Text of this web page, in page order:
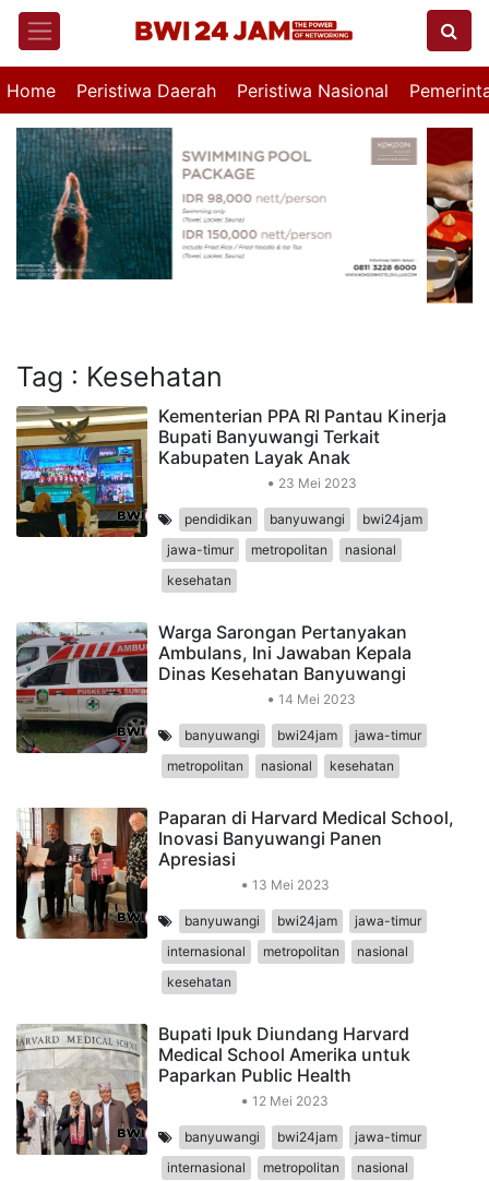
Home Peristiwa Daerah Peristiwa Nasional
Tag : Kesehatan
Kementerian PPA RI Pantau Kinerja
Bupati Banyuwangi Terkait
Kabupaten Layak Anak
23 Mei 2023
pendidikan banyuwangi
bwi24jam
jawa-timur
metropolitan
nasional
kesehatan
Warga Sarongan Pertanyakan
Ambulans, Ini Jawaban Kepala
Dinas Kesehatan Banyuwangi
14 Mei 2023
banyuwangi bwi24jam
jawa-timur
metropolitan
nasional kesehatan
Paparan di Harvard Medical School,
Inovasi Banyuwangi Panen
Apresiasi
13 Mei 2023
banyuwangi bwi24jam
jawa-timur
internasional
metropolitan
nasional
kesehatan
Bupati Ipuk Diundang Harvard
Medical School Amerika untuk
Paparkan Public Health
12 Mei 2023
banyuwangi bwi24jam
jawa-timur
internasional
metropolitan
nasional